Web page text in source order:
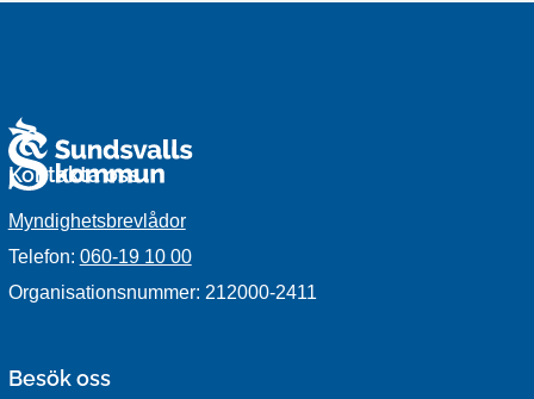
Kontakta oss
Myndighetsbrevlådor
Telefon: 060-19 10 00
Organisationsnummer: 212000-2411
Besök oss